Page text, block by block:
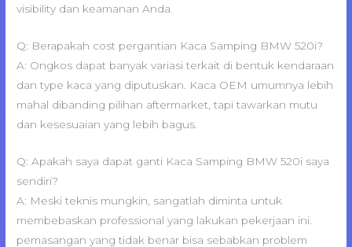
visibility dan keamanan Anda.
Q: Berapakah cost pergantian Kaca Samping BMW 520i?
A: Ongkos dapat banyak variasi terkait di bentuk kendaraan
dan type kaca yang diputuskan. Kaca OEM umumnya lebih
mahal dibanding pilihan aftermarket, tapi tawarkan mutu
dan kesesuaian yang lebih bagus.
Q: Apakah saya dapat ganti Kaca Samping BMW 520i saya
sendiri?
A: Meski teknis mungkin, sangatlah diminta untuk
membebaskan professional yang lakukan pekerjaan ini.
pemasangan yang tidak benar bisa sebabkan problem